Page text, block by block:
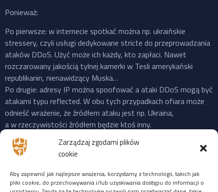
Zarządzaj zgodami plików
cookie
Aby zapewnić jak najlepsze wrażenia, korzystamy z technologii, takich jak
pliki cookie, do przechowywania i/lub uzyskiwania dostępu do informacji o
Ponieważ:
Po pierwsze: w internecie spotkać można np. ukraińskie
stressery, czyli usługi dedykowane stricte do przeprowadzania
ataków DDoS. Użyć może ich każdy, kto zapłaci. Nawet
rozczarowany jakością tylnej kamerki w Tesli amerykański
republikanin, nienawidzący Muska…
Po drugie: adresy IP można spoofować a ataki DDoS mogą być
atakami typu reflected. W obu tych przypadkach ofiara może
odnieść wrażenie, że źródłem ataku jest np. Ukraina,
a w rzeczywistości źródłem będzie ktoś inny.
Po trzecie: do ataku na X “przyznała się” propalestyńska grupa
o cudownej nazwie “Mroczna Burza”, która powstała jeszcze
w 2023 i ma na swoim koncie ataki na cele zarówno w US,
Izraelu czy EU. Ale podobnie jak Musk, grupy “hakerskie” też
często mijają się z prawdą, więc niekoniecznie trzeba ufać